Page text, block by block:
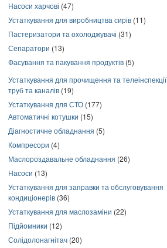
Насоси харчові (47)
Устаткування для виробництва сирів (11)
Пастеризатори та охолоджувачі (31)
Сепаратори (13)
Фасування та пакування продуктів (5)
Устаткування для прочищення та телеінспекції
труб та каналів (19)
Устаткування для СТО (177)
Автоматичні котушки (15)
Діагностичне обладнання (5)
Компресори (4)
Маслороздавальне обладнання (26)
Насоси (13)
Устаткування для заправки та обслуговування
кондиціонерів (36)
Устаткування для маслозаміни (22)
Підйомники (12)
Солідолонагнітач (20)